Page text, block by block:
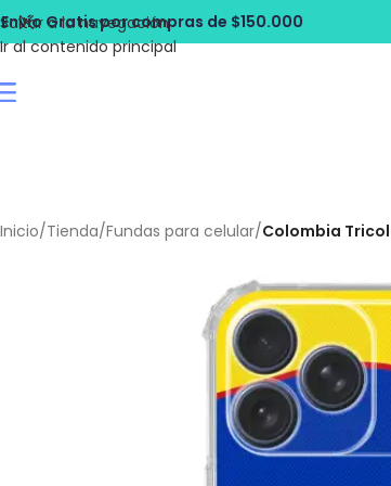
Saltar a la navegación
Ir al contenido principal
de $150.000 Envío
Inicio/Tienda/Fundas para celular/Colombia